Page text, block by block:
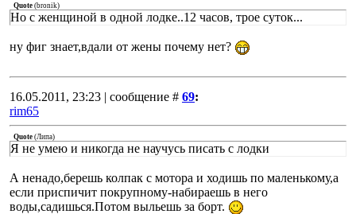
Quote (bronik)
Но с женщиной в одной лодке..12 часов, трое суток...
ну фиг знает,вдали от жены почему нет?
16.05.2011, 23:23 | сообщение # 69:
rim65
Quote (Липа)
Я не умею и никогда не научусь писать с лодки
А ненадо,берешь колпак с мотора и ходишь по маленькому,а
если приспичит покрупному-набираешь в него
воды,садишься.Потом выльешь за борт.